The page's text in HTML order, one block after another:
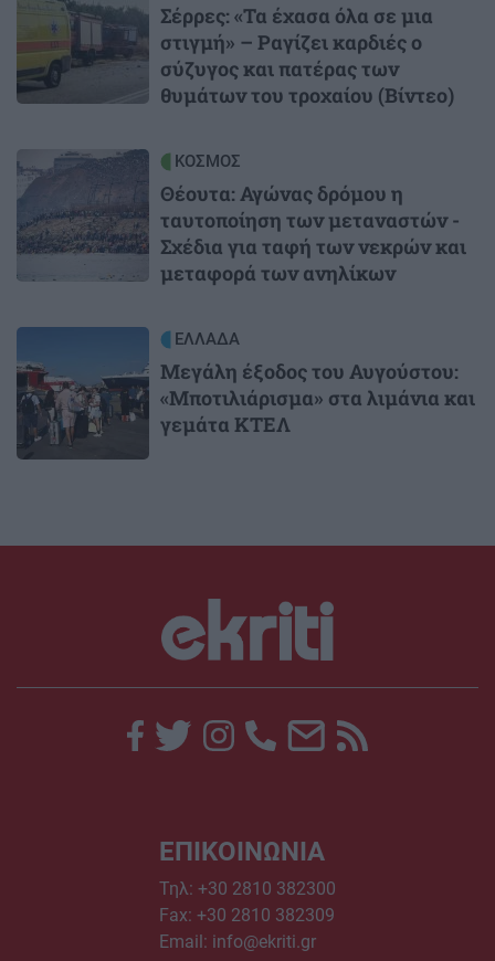
Σέρρες: «Τα έχασα όλα σε μια
στιγμή» – Ραγίζει καρδιές ο
σύζυγος και πατέρας των
θυμάτων του τροχαίου (Βίντεο)
Image ΚΟΣΜΟΣ
Θέουτα: Αγώνας δρόμου η
ταυτοποίηση των μεταναστών -
Σχέδια για ταφή των νεκρών και
μεταφορά των ανηλίκων
ΕΛΛΑΔΑ
Μεγάλη έξοδος του Αυγούστου:
«Μποτιλιάρισμα» στα λιμάνια και
γεμάτα ΚΤΕΛ
ΕΠΙΚΟΙΝΩΝΙΑ
Τηλ: +30 2810 382300
Fax: +30 2810 382309
Email: info@ekriti.gr